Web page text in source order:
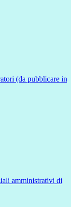
(da pubblicare in
amministrativi di